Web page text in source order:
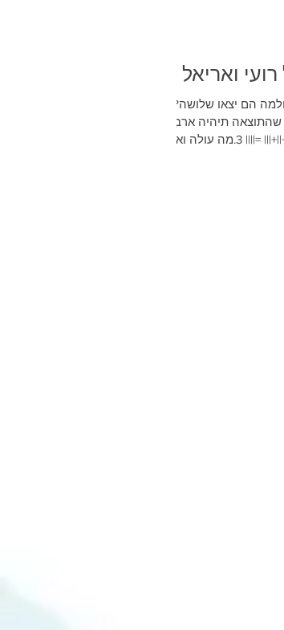
ואריאל
הם יצאו שלושה?.
אחר שהתוצאה תיהיה ארבע
ולא לעביר לקווים המסומנים |+||+||| =|||| 3.מה עולה ואף